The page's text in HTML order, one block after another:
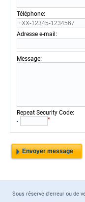
Téléphone:
Adresse e-mail :
Message:
Repeat Security Code:
*
Sous réserve d'erreur ou de